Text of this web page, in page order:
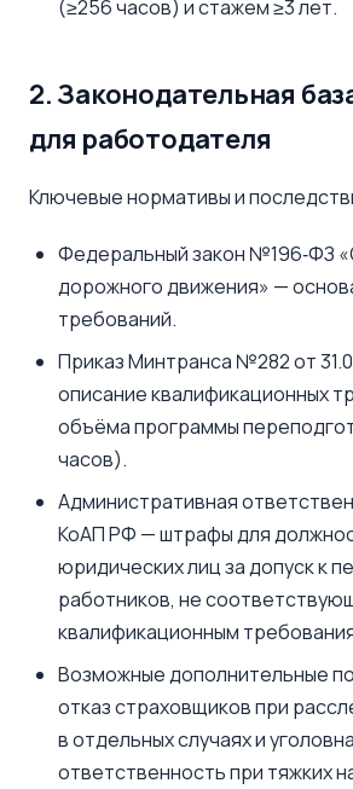
(≥256 часов) и стажем ≥3 лет.
2. Законодательная
для работодателя
Ключевые нормативы и
Федеральный закон №196‑ФЗ
дорожного движения» —
требований.
Приказ Минтранса №282 от
описание квалификационных
объёма программы
часов).
Административная
КоАП РФ — штрафы для
юридических лиц за допуск к
работников, не
квалификационным
Возможные дополнительные
отказ страховщиков при
в отдельных случаях и
ответственность при тяжких